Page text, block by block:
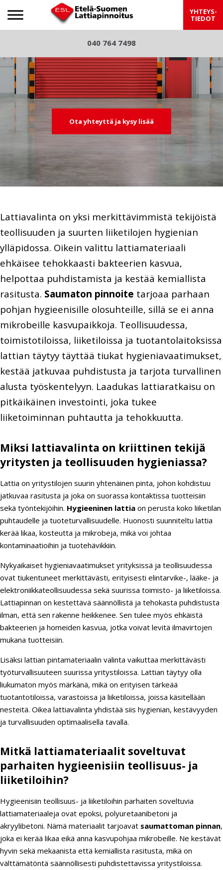
Etelä-Suomen LattiapinnoitusYHTEYS-
TIEDOT
040 764 7498
viou
t
Ota yhteyttä ja kysy lisää
Lattiavalinta on yksi merkittävimmistä tekijöistä
teollisuuden ja suurten liiketilojen hygienian
ylläpidossa. Oikein valittu lattiamateriaali
ehkäisee tehokkaasti bakteerien kasvua,
helpottaa puhdistamista ja kestää kemiallista
rasitusta. Saumaton pinnoite tarjoaa parhaan
pohjan hygieenisille olosuhteille, sillä se ei anna
mikrobeille kasvupaikkoja. Teollisuudessa,
toimistotiloissa, liiketiloissa ja tuotantolaitoksissa
lattian täytyy täyttää tiukat hygieniavaatimukset,
kestää jatkuvaa puhdistusta ja tarjota turvallinen
alusta työskentelyyn. Laadukas lattiaratkaisu on
pitkäikäinen investointi, joka tukee
liiketoiminnan puhtautta ja tehokkuutta.
Miksi lattiavalinta on kriittinen tekijä
yritysten ja teollisuuden hygieniassa?
Lattia on yritystilojen suurin yhtenäinen pinta, johon kohdistuu
jatkuvaa rasitusta ja joka on suorassa kontaktissa tuotteisiin
sekä työntekijöihin. Hygieeninen lattia on perusta koko liiketilan
puhtaudelle ja tuoteturvallisuudelle. Huonosti suunniteltu lattia
kerää likaa, kosteutta ja mikrobeja, mikä voi johtaa
kontaminaatioihin ja tuotehävikkiin.
Nykyaikaiset hygieniavaatimukset yrityksissä ja teollisuudessa
ovat tiukentuneet merkittävästi, erityisesti elintarvike-, lääke- ja
elektroniikkateollisuudessa sekä suurissa toimisto- ja liiketiloissa.
Lattiapinnan on kestettävä säännöllistä ja tehokasta puhdistusta
ilman, että sen rakenne heikkenee. Sen tulee myös ehkäistä
bakteerien ja homeiden kasvua, jotka voivat levitä ilmavirtojen
mukana tuotteisiin.
Lisäksi lattian pintamateriaalin valinta vaikuttaa merkittävästi
työturvallisuuteen suurissa yritystiloissa. Lattian täytyy olla
liukumaton myös märkänä, mikä on erityisen tärkeää
tuotantotiloissa, varastoissa ja liiketiloissa, joissa käsitellään
nesteitä. Oikea lattiavalinta yhdistää siis hygienian, kestävyyden
ja turvallisuuden optimaalisella tavalla.
Mitkä lattiamateriaalit soveltuvat
parhaiten hygieenisiin teollisuus- ja
liiketiloihin?
Hygieenisiin teollisuus- ja liiketiloihin parhaiten soveltuvia
lattiamateriaaleja ovat epoksi, polyuretaanibetoni ja
akryylibetoni. Nämä materiaalit tarjoavat saumattoman pinnan,
joka ei kerää likaa eikä anna kasvupohjaa mikrobeille. Ne kestävät
hyvin sekä mekaanista että kemiallista rasitusta, mikä on
välttämätöntä säännöllisesti puhdistettavissa yritystiloissa.